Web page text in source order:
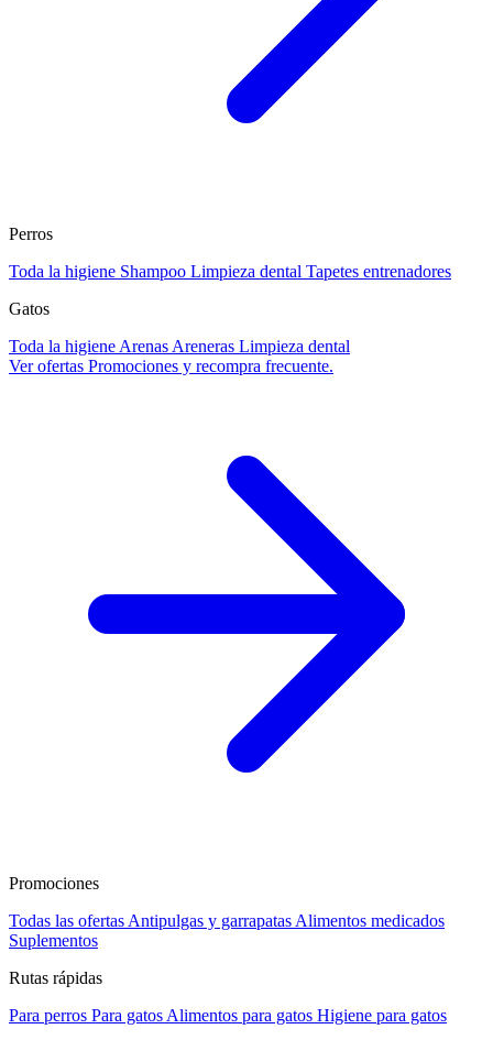
Perros
Toda la higiene Shampoo Limpieza dental Tapetes entrenadores
Gatos
Toda la higiene Arenas Areneras Limpieza dental
Ver ofertas Promociones y recompra frecuente.
Promociones
Todas las ofertas Antipulgas y garrapatas Alimentos medicados
Suplementos
Rutas rápidas
Para perros Para gatos Alimentos para gatos Higiene para gatos